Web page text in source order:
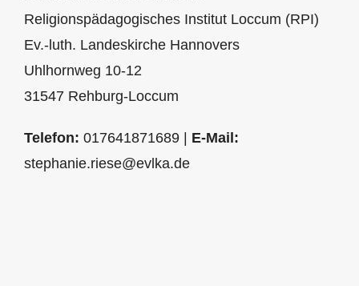
Religionspädagogisches Institut Loccum (RPI)
Ev.-luth. Landeskirche Hannovers
Uhlhornweg 10-12
31547 Rehburg-Loccum
Telefon: 017641871689 | E-Mail:
stephanie.riese@evlka.de